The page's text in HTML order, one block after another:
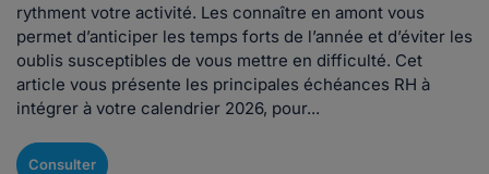
rythment votre activité. Les connaître en amont vous
permet d’anticiper les temps forts de l’année et d’éviter les
oublis susceptibles de vous mettre en difficulté. Cet
article vous présente les principales échéances RH à
intégrer à votre calendrier 2026, pour...
Consulter